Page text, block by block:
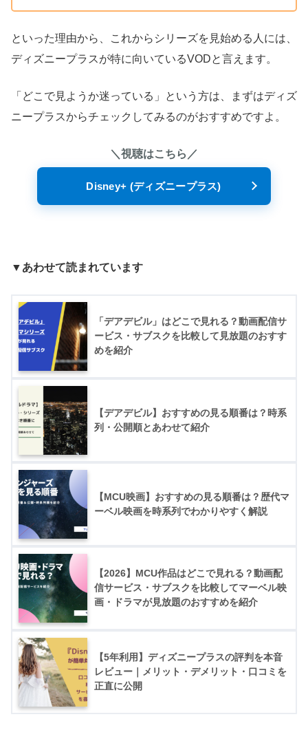
といった理由から、これからシリーズを見始める人には、
ディズニープラスが特に向いているVODと言えます。
「どこで見ようか迷っている」という方は、まずはディズ
ニープラスからチェックしてみるのがおすすめですよ。
＼視聴はこちら／
Disney+ (ディズニープラス)
▼あわせて読まれています
「デアデビル」はどこで見れる？動画配信サ
ービス・サブスクを比較して見放題のおすす
めを紹介
【デアデビル】おすすめの見る順番は？時系
列・公開順とあわせて紹介
【MCU映画】おすすめの見る順番は？歴代マ
ーベル映画を時系列でわかりやすく解説
【2026】MCU作品はどこで見れる？動画配
信サービス・サブスクを比較してマーベル映
画・ドラマが見放題のおすすめを紹介
【5年利用】ディズニープラスの評判を本音
レビュー｜メリット・デメリット・口コミを
正直に公開